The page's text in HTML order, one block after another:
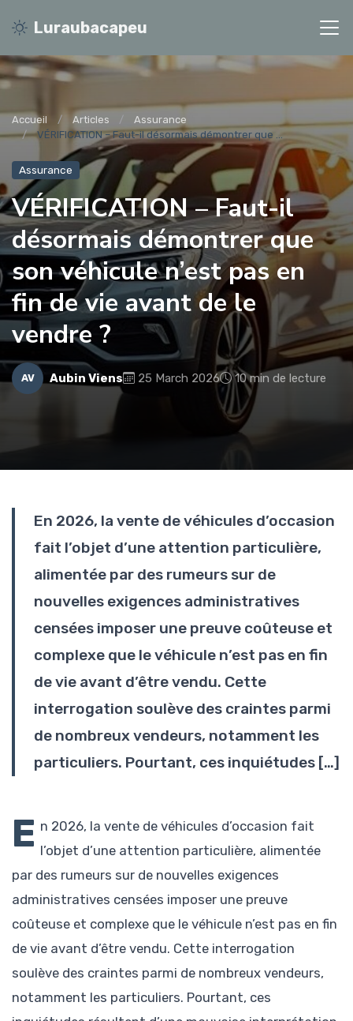
Luraubacapeu
Accueil Articles
Assurance
VÉRIFICATION – Faut-il désormais démontrer que ...
Assurance
VÉRIFICATION – Faut-il
désormais démontrer que
son véhicule n’est pas en
fin de vie avant de le
vendre ?
AV Aubin Viens 25 March 2026 10 min de lecture
En 2026, la vente de véhicules d’occasion
fait l’objet d’une attention particulière,
alimentée par des rumeurs sur de
nouvelles exigences administratives
censées imposer une preuve coûteuse et
complexe que le véhicule n’est pas en fin
de vie avant d’être vendu. Cette
interrogation soulève des craintes parmi
de nombreux vendeurs, notamment les
particuliers. Pourtant, ces inquiétudes […]
E n 2026, la vente de véhicules d’occasion fait
l’objet d’une attention particulière, alimentée
par des rumeurs sur de nouvelles exigences
administratives censées imposer une preuve
coûteuse et complexe que le véhicule n’est pas en fin
de vie avant d’être vendu. Cette interrogation
soulève des craintes parmi de nombreux vendeurs,
notamment les particuliers. Pourtant, ces